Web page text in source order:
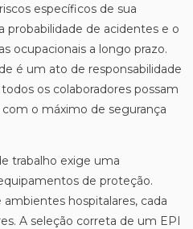
específicos de sua
probabilidade de acidentes e o
ocupacionais a longo prazo.
é um ato de responsabilidade
os colaboradores possam
o máximo de segurança
trabalho exige uma
de proteção.
hospitalares, cada
A seleção correta de um EPI